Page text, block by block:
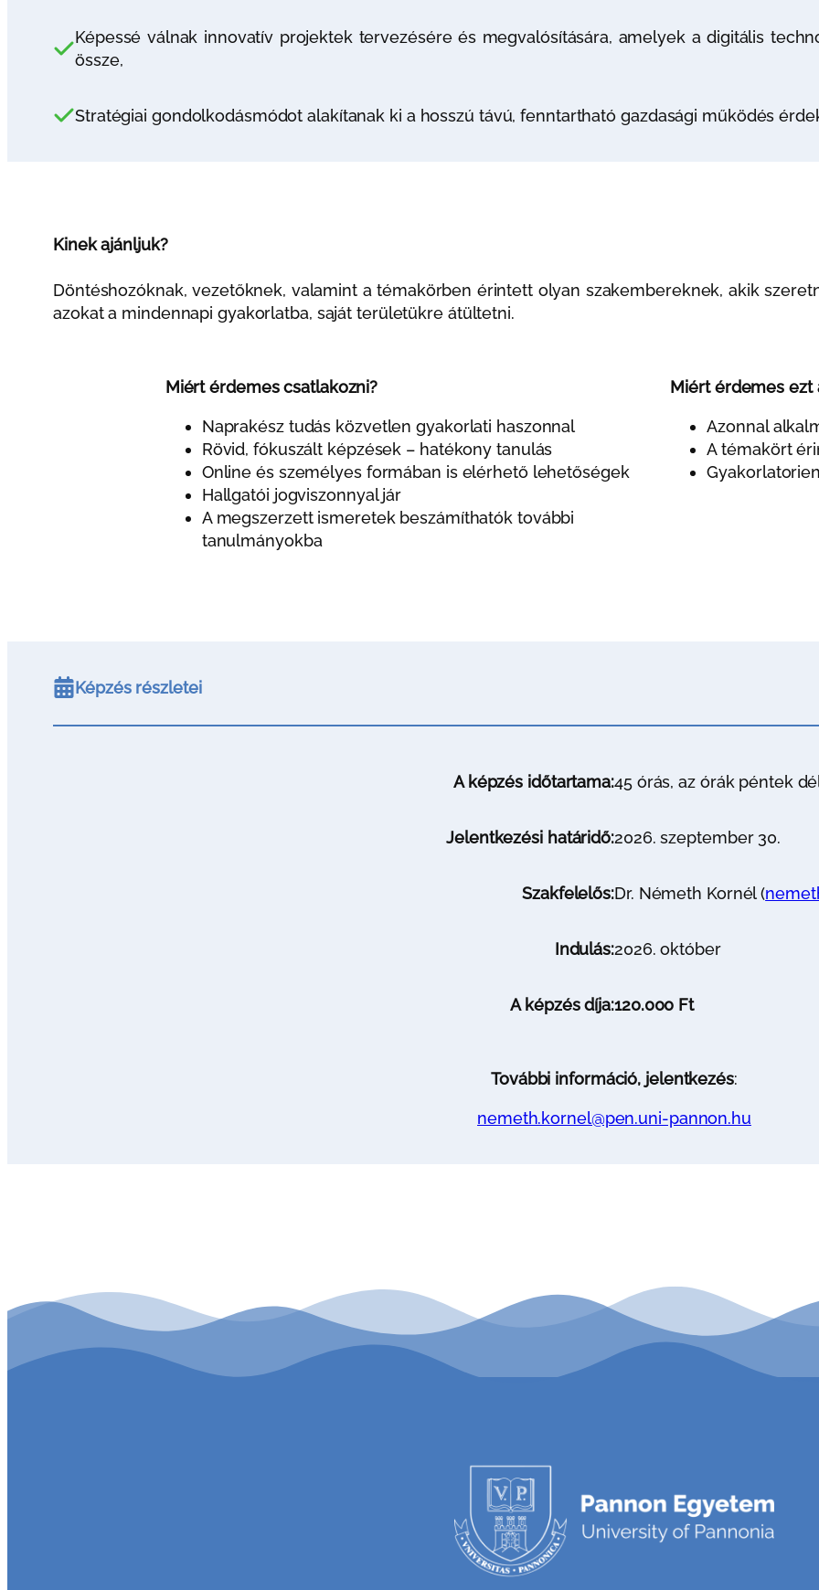
Képessé válnak innovatív projektek tervezésére és megvalósítására, amelyek a digitális
össze,
Stratégiai gondolkodásmódot alakítanak ki a hosszú távú, fenntartható gazdasági működés
Kinek ajánljuk?
Döntéshozóknak, vezetőknek, valamint a témakörben érintett olyan szakembereknek, akik
azokat a mindennapi gyakorlatba, saját területükre átültetni.
Miért érdemes csatlakozni?
Naprakész tudás közvetlen gyakorlati haszonnal
Rövid, fókuszált képzések – hatékony tanulás
Online és személyes formában is elérhető lehetőségek
Hallgatói jogviszonnyal jár
A megszerzett ismeretek beszámíthatók további
tanulmányokba
Miért érdemes ezt
Azonnal
A témakört
Képzés részletei
A képzés időtartama:45 órás, az órák péntek
Jelentkezési határidő:2026. szeptember 30.
Szakfelelős:Dr. Németh Kornél (
Indulás:2026. október
A képzés díja:120.000 Ft
További információ, jelentkezés:
nemeth.kornel@pen.uni-pannon.hu